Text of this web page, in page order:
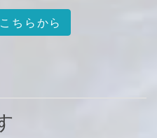
ちらから